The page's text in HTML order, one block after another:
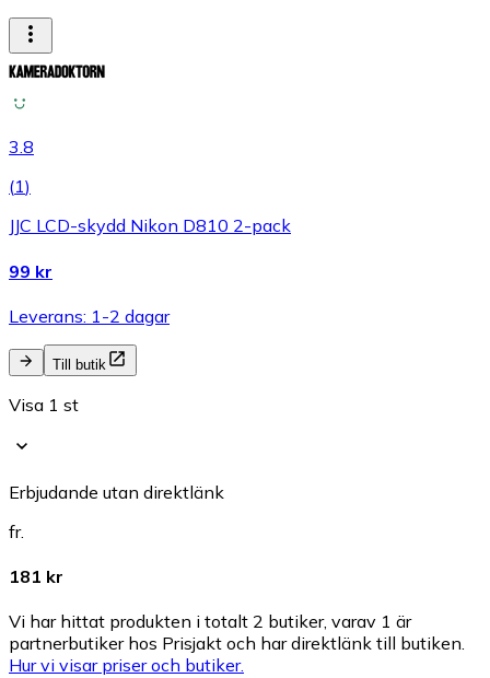
3.8
(1)
JJC LCD-skydd Nikon D810 2-pack
99 kr
Leverans: 1-2 dagar
Till butik
Visa 1 st
Erbjudande utan direktlänk
fr.
181 kr
Vi har hittat produkten i totalt 2 butiker, varav 1 är
partnerbutiker hos Prisjakt och har direktlänk till butiken.
Hur vi visar priser och butiker.